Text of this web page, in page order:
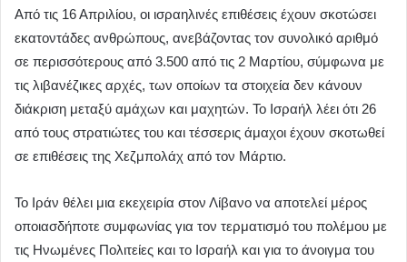
Από τις 16 Απριλίου, οι ισραηλινές επιθέσεις έχουν σκοτώσει
εκατοντάδες ανθρώπους, ανεβάζοντας τον συνολικό αριθμό
σε περισσότερους από 3.500 από τις 2 Μαρτίου, σύμφωνα με
τις λιβανέζικες αρχές, των οποίων τα στοιχεία δεν κάνουν
διάκριση μεταξύ αμάχων και μαχητών. Το Ισραήλ λέει ότι 26
από τους στρατιώτες του και τέσσερις άμαχοι έχουν σκοτωθεί
σε επιθέσεις της Χεζμπολάχ από τον Μάρτιο.
Το Ιράν θέλει μια εκεχειρία στον Λίβανο να αποτελεί μέρος
οποιασδήποτε συμφωνίας για τον τερματισμό του πολέμου με
τις Ηνωμένες Πολιτείες και το Ισραήλ και για το άνοιγμα του